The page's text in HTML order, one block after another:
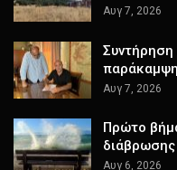
Αυγ 7, 2026
Αυγ 7, 2026
Πρώτο
Αυγ 6, 2026